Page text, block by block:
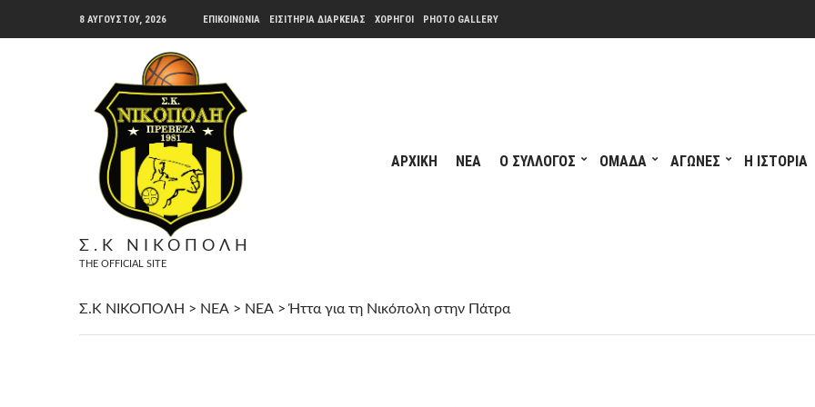
8 ΑΥΓΟΎΣΤΟΥ, 2026 ΕΠΙΚΟΙΝΩΝΙΑ ΕΙΣΙΤΗΡΙΑ ΔΙΑΡΚΕΙΑΣ ΧΟΡΗΓΟΙ PHOTO GALLERY
Σ.Κ ΝΙΚΟΠΟΛΗ
THE OFFICIAL SITE
ΑΡΧΙΚΗ ΝΕΑ Ο ΣΥΛΛΟΓΟΣ ΟΜΑΔΑ ΑΓΩΝΕΣ Η ΙΣΤΟΡΙΑ
Σ.Κ ΝΙΚΟΠΟΛΗ > ΝΕΑ > ΝΕΑ >Ήττα για τη Νικόπολη στην Πάτρα